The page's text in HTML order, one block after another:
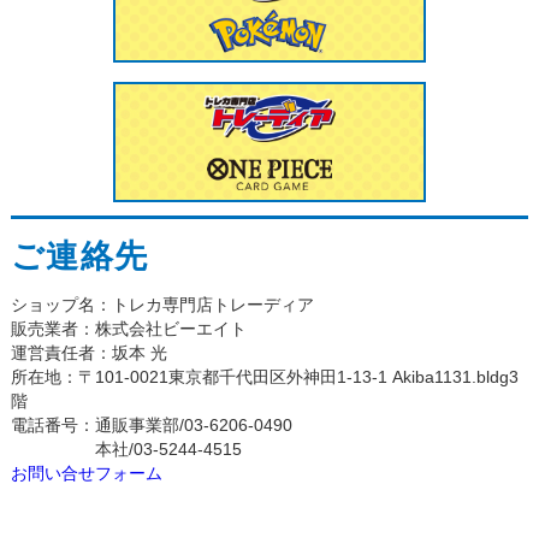
ご連絡先
ショップ名：トレカ専門店トレーディア
販売業者：株式会社ビーエイト
運営責任者：坂本 光
所在地：〒101-0021東京都千代田区外神田1-13-1 Akiba1131.bldg3
階
電話番号：通販事業部/03-6206-0490
本社/03-5244-4515
お問い合せフォーム